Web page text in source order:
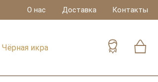
О нас Доставка Контакты
Чёрная икра